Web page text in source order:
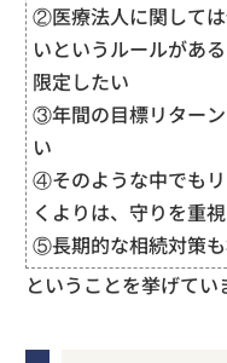
②医療法人に関して
いというルールがあ
限定したい
③年間の目標リター
い
④そのような中でも
くよりは、守りを重
⑤長期的な相続対策
ということを挙げてい